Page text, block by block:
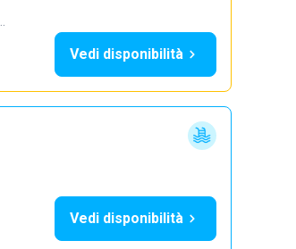
Vedi disponibilità
Vedi disponibilità